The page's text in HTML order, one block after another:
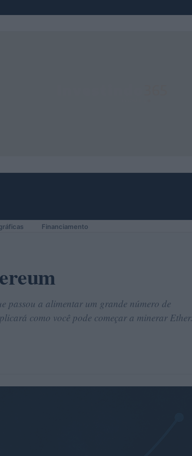
Financiamento
passou a alimentar um grande número de
como você pode começar a minerar Ether.